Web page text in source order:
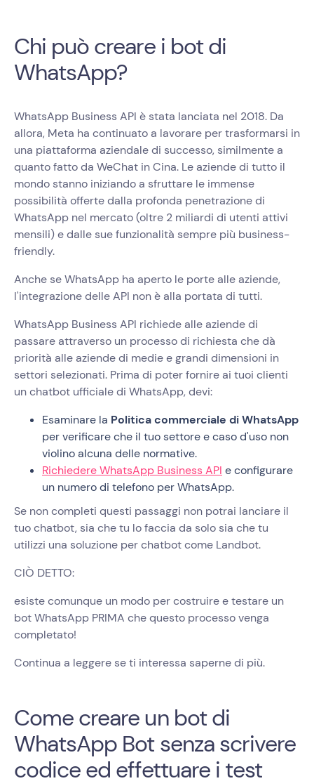
Chi può creare i bot di
WhatsApp?
WhatsApp Business API è stata lanciata nel 2018. Da
allora, Meta ha continuato a lavorare per trasformarsi in
una piattaforma aziendale di successo, similmente a
quanto fatto da WeChat in Cina. Le aziende di tutto il
mondo stanno iniziando a sfruttare le immense
possibilità offerte dalla profonda penetrazione di
WhatsApp nel mercato (oltre 2 miliardi di utenti attivi
mensili) e dalle sue funzionalità sempre più business-
friendly.
Anche se WhatsApp ha aperto le porte alle aziende,
l'integrazione delle API non è alla portata di tutti.
WhatsApp Business API richiede alle aziende di
passare attraverso un processo di richiesta che dà
priorità alle aziende di medie e grandi dimensioni in
settori selezionati. Prima di poter fornire ai tuoi clienti
un chatbot ufficiale di WhatsApp, devi:
Esaminare la Politica commerciale di WhatsApp
per verificare che il tuo settore e caso d'uso non
violino alcuna delle normative.
Richiedere WhatsApp Business API e configurare
un numero di telefono per WhatsApp.
Se non completi questi passaggi non potrai lanciare il
tuo chatbot, sia che tu lo faccia da solo sia che tu
utilizzi una soluzione per chatbot come Landbot.
CIÒ DETTO:
esiste comunque un modo per costruire e testare un
bot WhatsApp PRIMA che questo processo venga
completato!
Continua a leggere se ti interessa saperne di più.
Come creare un bot di
WhatsApp Bot senza scrivere
codice ed effettuare i test